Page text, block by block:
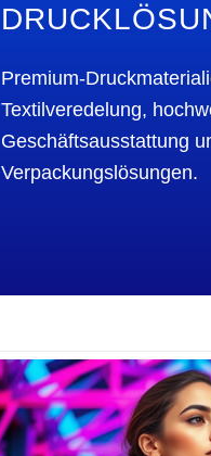
Premium-
Textilveredelung,
Geschäftsausstattung
Verpackungslösungen.